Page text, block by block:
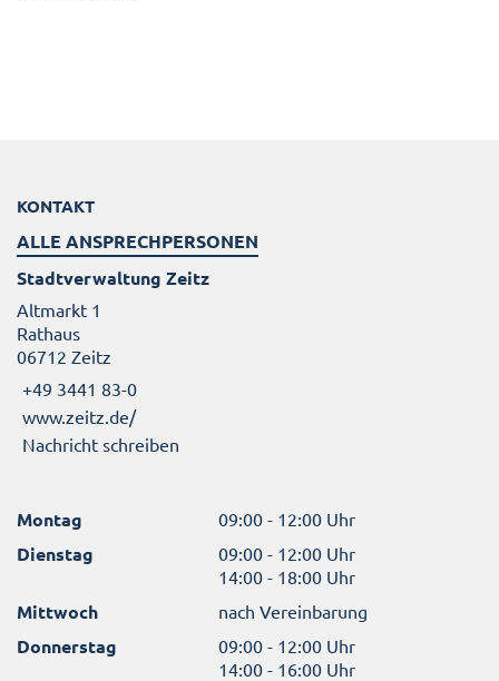
KONTAKT
ALLE ANSPRECHPERSONEN
Stadtverwaltung Zeitz
Altmarkt 1
Rathaus
06712 Zeitz
+49 3441 83-0
www.zeitz.de/
Nachricht schreiben
Montag 09:00 - 12:00 Uhr
Dienstag
09:00 - 12:00 Uhr
14:00 - 18:00 Uhr
Mittwoch nach Vereinbarung
Donnerstag
09:00 - 12:00 Uhr
14:00 - 16:00 Uhr